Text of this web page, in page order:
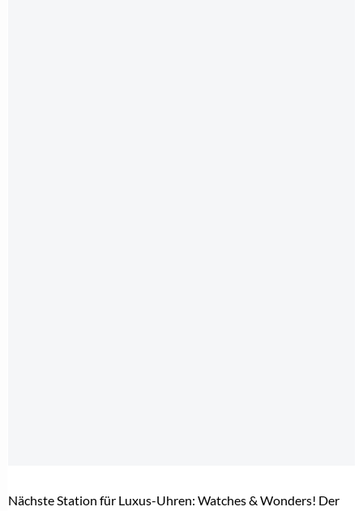
Nächste Station für Luxus-Uhren: Watches & Wonders! Der